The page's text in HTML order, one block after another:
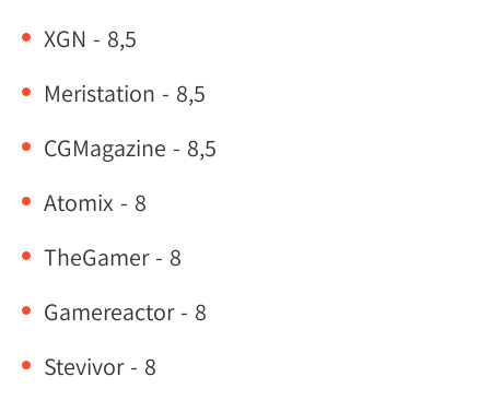
XGN - 8,5
Meristation - 8,5
CGMagazine - 8,5
Atomix - 8
TheGamer - 8
Gamereactor - 8
Stevivor - 8